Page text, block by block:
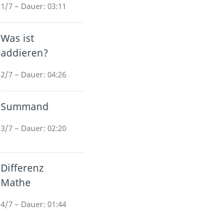
1/7 – Dauer: 03:11
Was ist
addieren?
2/7 – Dauer: 04:26
Summand
3/7 – Dauer: 02:20
Differenz
Mathe
4/7 – Dauer: 01:44